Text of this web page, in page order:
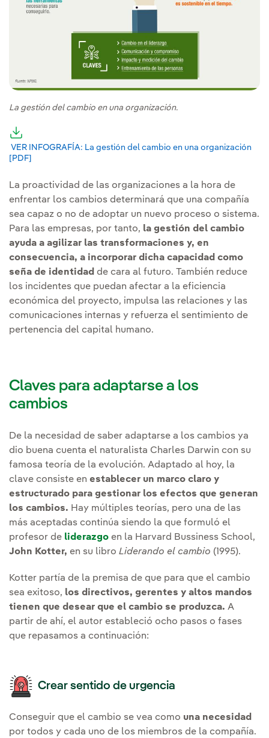
La gestión del cambio en una organización.
Enlace externo, se abre en ventana nueva.
VER INFOGRAFÍA: La gestión del cambio en una organización
[PDF]
La proactividad de las organizaciones a la hora de
enfrentar los cambios determinará que una compañía
sea capaz o no de adoptar un nuevo proceso o sistema.
Para las empresas, por tanto, la gestión del cambio
ayuda a agilizar las transformaciones y, en
consecuencia, a incorporar dicha capacidad como
seña de identidad de cara al futuro. También reduce
los incidentes que puedan afectar a la eficiencia
económica del proyecto, impulsa las relaciones y las
comunicaciones internas y refuerza el sentimiento de
pertenencia del capital humano.
Claves para adaptarse a los
cambios
De la necesidad de saber adaptarse a los cambios ya
dio buena cuenta el naturalista Charles Darwin con su
famosa teoría de la evolución. Adaptado al hoy, la
clave consiste en establecer un marco claro y
estructurado para gestionar los efectos que generan
los cambios. Hay múltiples teorías, pero una de las
más aceptadas continúa siendo la que formuló el
profesor de liderazgo en la Harvard Bussiness School,
John Kotter, en su libro Liderando el cambio (1995).
Kotter partía de la premisa de que para que el cambio
sea exitoso, los directivos, gerentes y altos mandos
tienen que desear que el cambio se produzca. A
partir de ahí, el autor estableció ocho pasos o fases
que repasamos a continuación:
Crear sentido de urgencia
Conseguir que el cambio se vea como una necesidad
por todos y cada uno de los miembros de la compañía.